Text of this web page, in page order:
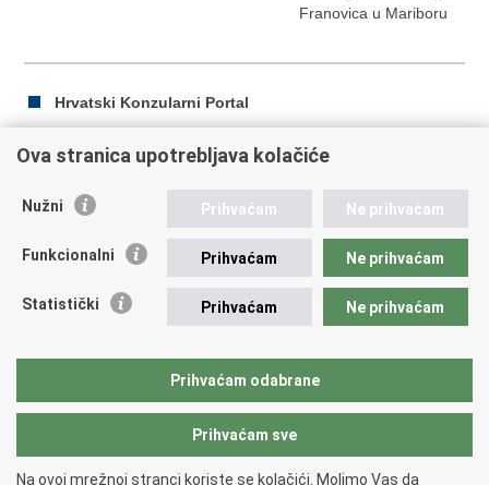
Franovica u Mariboru
Hrvatski Konzularni Portal
Ispiši
Podijeli
Facebooku
Twitteru
Republika Hrvatska
Trg N.Š. Zrinskog 7-8, 10000 Zagreb
fax: +385 (0)1 4551 795, +385 (0)1 4920 149
ministarstvo@mvep.hr
Ova stranica upotrebljava kolačiće
Nužni Prihvaćam Ne prihvaćam
Funkcionalni Prihvaćam Ne prihvaćam
Statistički Prihvaćam Ne prihvaćam
Prihvaćam odabrane
Prihvaćam sve
Na ovoj mrežnoj stranci koriste se kolačići. Molimo Vas da